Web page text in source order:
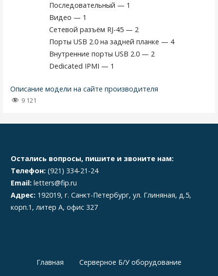
Последовательный — 1
Видео — 1
Сетевой разъём RJ-45 — 2
Порты USB 2.0 на задней планке — 4
Внутренние порты USB 2.0 — 2
Dedicated IPMI — 1
Описание модели на сайте производителя
9 121
Остались вопросы, пишите и звоните нам:
Телефон: (921) 334-21-24
Email:letters@fip.ru
Адрес: 192019, г. Санкт-Петербург, ул. Глиняная, д.5,
корп.1, литер А, офис 327
Главная Серверное Б/У оборудование